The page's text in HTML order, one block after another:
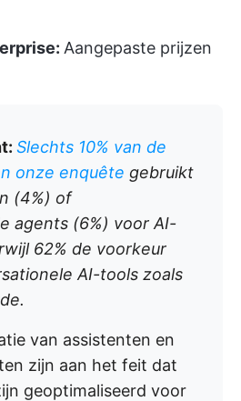
Aangepaste prijzen
Slechts 10% van de
onze enquête gebruikt
(4%) of
agents (6%) voor AI-
62% de voorkeur
AI-tools zoals
van assistenten en
zijn aan het feit dat
geoptimaliseerd voor